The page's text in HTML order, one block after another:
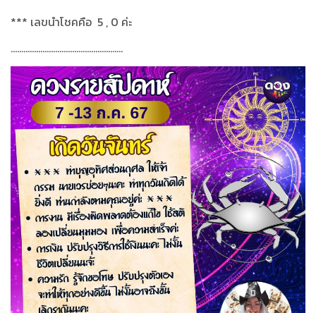
*** เลขนำโชคคือ 5 , 0 ค่ะ
.....................................................